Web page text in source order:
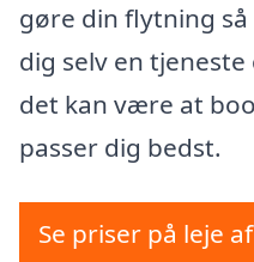
gøre din flytning
dig selv en
det kan være at
passer dig bedst.
Se priser på leje